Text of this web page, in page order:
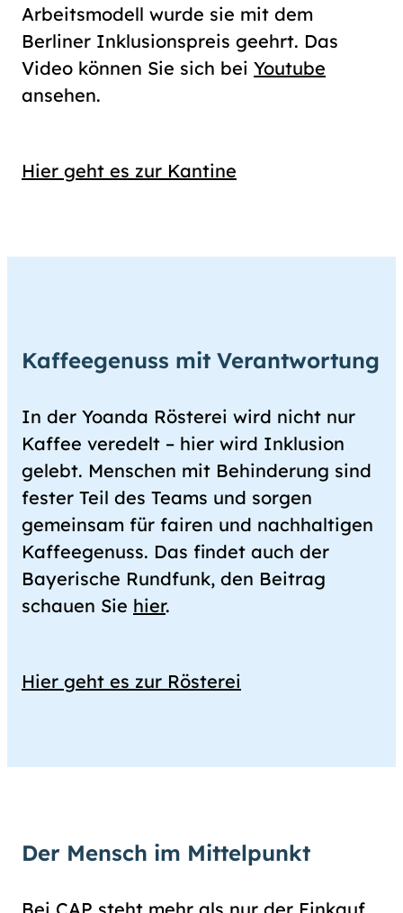
Arbeitsmodell wurde sie mit dem
Berliner Inklusionspreis geehrt. Das
Video können Sie sich bei Youtube
ansehen.
Hier geht es zur Kantine
Kaffeegenuss mit Verantwortung
In der Yoanda Rösterei wird nicht nur
Kaffee veredelt – hier wird Inklusion
gelebt. Menschen mit Behinderung sind
fester Teil des Teams und sorgen
gemeinsam für fairen und nachhaltigen
Kaffee­genuss. Das findet auch der
Bayerische Rundfunk, den Beitrag
schauen Sie hier.
Hier geht es zur Rösterei
Der Mensch im Mittelpunkt